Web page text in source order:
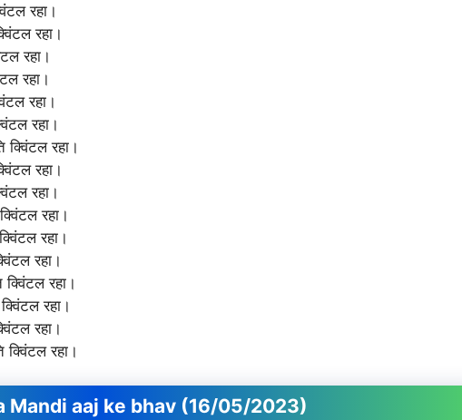
रहा।
रहा।
रहा।
रहा।
रहा।
रहा।
रहा।
रहा।
रहा।
रहा।
रहा।
रहा।
रहा।
रहा।
रहा।
रहा।
Mandi aaj ke bhav (16/05/2023)